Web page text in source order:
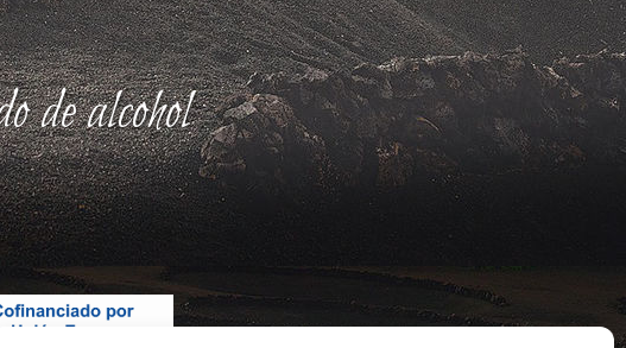
de alcohol